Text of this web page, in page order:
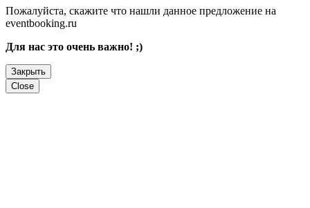
Пожалуйста, скажите что нашли данное предложение на
eventbooking.ru
Для нас это очень важно! ;)
Закрыть
Close